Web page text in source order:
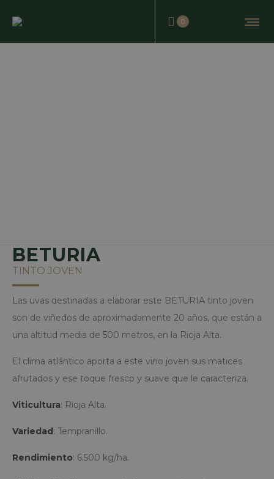
0
BETURIA
TINTO JOVEN
Las uvas destinadas a elaborar este BETURIA tinto joven
son de viñedos de aproximadamente 20 años, que están a
una altitud media de 500 metros, en la Rioja Alta.
El clima atlántico aporta a este vino joven sus matices
afrutados y ese toque fresco y suave que le caracteriza.
Viticultura: Rioja Alta.
Variedad: Tempranillo.
Rendimiento: 6.500 kg/ha.